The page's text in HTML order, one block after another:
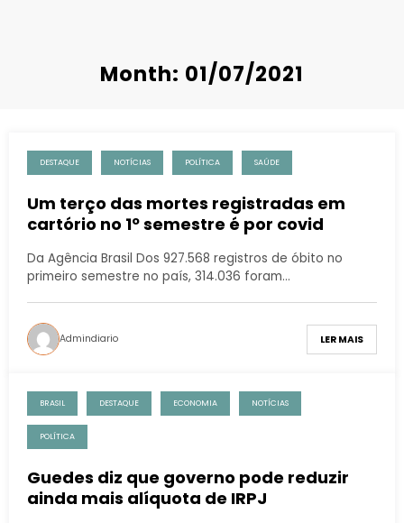
Month: 01/07/2021
DESTAQUE NOTÍCIAS POLÍTICA SAÚDE
Um terço das mortes registradas em
cartório no 1º semestre é por covid
Da Agência Brasil Dos 927.568 registros de óbito no
primeiro semestre no país, 314.036 foram…
Admindiario LER MAIS
BRASIL DESTAQUE ECONOMIA NOTÍCIAS
POLÍTICA
Guedes diz que governo pode reduzir
ainda mais alíquota de IRPJ